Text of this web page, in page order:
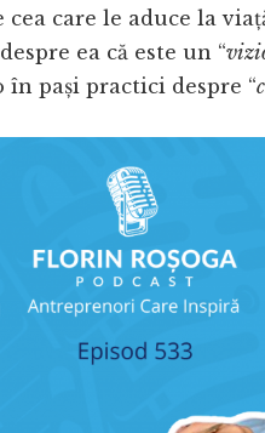
cea care le aduce la
ea că este un “
în pași practici despre “